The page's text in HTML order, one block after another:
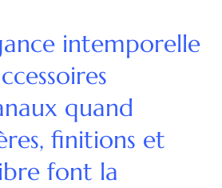
intemporelle
quand
finitions et
font la